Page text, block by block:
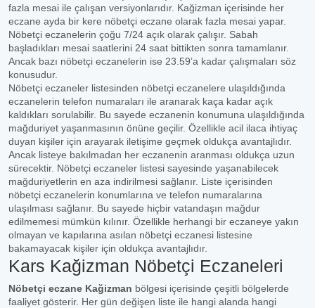
fazla mesai ile çalışan versiyonlarıdır. Kağizman içerisinde her
eczane ayda bir kere nöbetçi eczane olarak fazla mesai yapar.
Nöbetçi eczanelerin çoğu 7/24 açık olarak çalışır. Sabah
başladıkları mesai saatlerini 24 saat bittikten sonra tamamlanır.
Ancak bazı nöbetçi eczanelerin ise 23.59’a kadar çalışmaları söz
konusudur.
Nöbetçi eczaneler listesinden nöbetçi eczanelere ulaşıldığında
eczanelerin telefon numaraları ile aranarak kaça kadar açık
kaldıkları sorulabilir. Bu sayede eczanenin konumuna ulaşıldığında
mağduriyet yaşanmasının önüne geçilir. Özellikle acil ilaca ihtiyaç
duyan kişiler için arayarak iletişime geçmek oldukça avantajlıdır.
Ancak listeye bakılmadan her eczanenin aranması oldukça uzun
sürecektir. Nöbetçi eczaneler listesi sayesinde yaşanabilecek
mağduriyetlerin en aza indirilmesi sağlanır. Liste içerisinden
nöbetçi eczanelerin konumlarına ve telefon numaralarına
ulaşılması sağlanır. Bu sayede hiçbir vatandaşın mağdur
edilmemesi mümkün kılınır. Özellikle herhangi bir eczaneye yakın
olmayan ve kapılarına asılan nöbetçi eczanesi listesine
bakamayacak kişiler için oldukça avantajlıdır.
Kars Kağizman Nöbetçi Eczaneleri
Nöbetçi eczane Kağizman bölgesi içerisinde çeşitli bölgelerde
faaliyet gösterir. Her gün değişen liste ile hangi alanda hangi